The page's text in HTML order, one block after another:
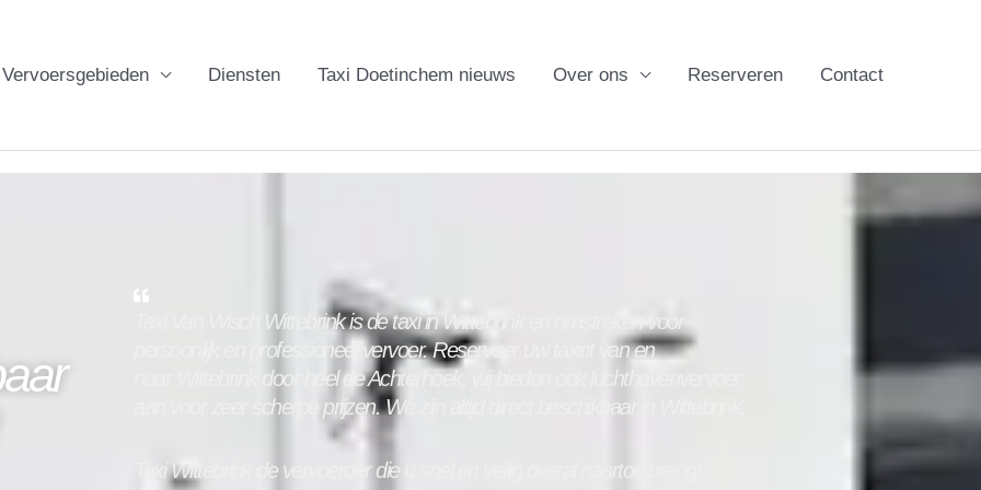
Vervoersgebieden Diensten Taxi Doetinchem nieuws Over ons Reserveren Contact
Taxi Van Wisch Wittebrink is de taxi inWittebrink
en omstreken voor
persoonlijk en professioneel vervoer. Reserveer uw taxirit van en
door heel de Achterhoek, wij bieden ook luchthavenvervoer
aan voor zeer scherpe prijzen. We zijn altijd direct beschikbaar in
TaxiWittebrink de vervoerder die u snel en veilig overal naartoe brengt.